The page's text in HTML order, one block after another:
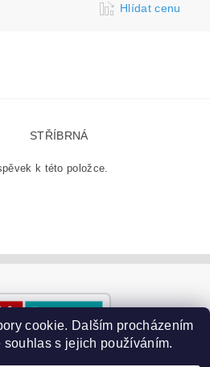
Hlídat cenu
STŘÍBRNÁ
k této položce.
cookie. Dalším procházením
s jejich používáním.